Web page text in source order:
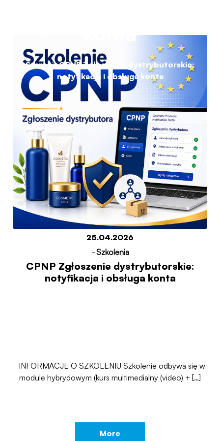
Start
CPNP Zgłoszenie dystrybutorskie:
notyfikacja i obsługa konta
25.04.2026
-Szkolenia
CPNP Zgłoszenie dystrybutorskie:
notyfikacja i obsługa konta
INFORMACJE O SZKOLENIU Szkolenie odbywa się w
module hybrydowym (kurs multimedialny (video) + […]
More